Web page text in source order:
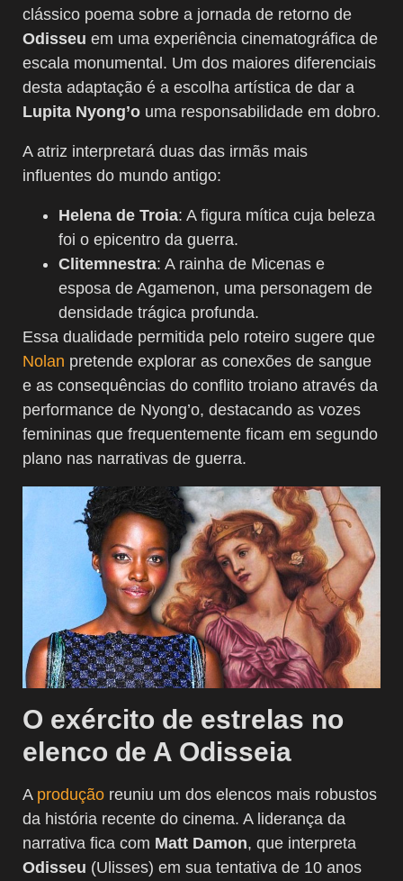
clássico poema sobre a jornada de retorno de
Odisseu em uma experiência cinematográfica de
escala monumental. Um dos maiores diferenciais
desta adaptação é a escolha artística de dar a
Lupita Nyong’o uma responsabilidade em dobro.
A atriz interpretará duas das irmãs mais
influentes do mundo antigo:
Helena de Troia: A figura mítica cuja beleza
foi o epicentro da guerra.
Clitemnestra: A rainha de Micenas e
esposa de Agamenon, uma personagem de
densidade trágica profunda.
Essa dualidade permitida pelo roteiro sugere que
Nolan pretende explorar as conexões de sangue
e as consequências do conflito troiano através da
performance de Nyong’o, destacando as vozes
femininas que frequentemente ficam em segundo
plano nas narrativas de guerra.
O exército de estrelas no
elenco de A Odisseia
A produção reuniu um dos elencos mais robustos
da história recente do cinema. A liderança da
narrativa fica com Matt Damon, que interpreta
Odisseu (Ulisses) em sua tentativa de 10 anos